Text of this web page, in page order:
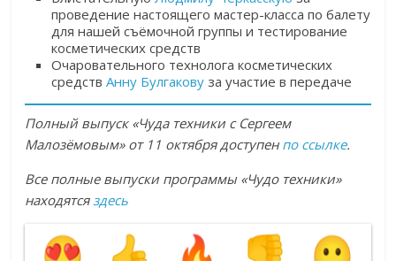
проведение настоящего мастер-класса по балету
для нашей съёмочной группы и тестирование
косметических средств
Очаровательного технолога косметических
средствАнну Булгакову за участие в передаче
Полный выпуск «Чуда техники с Сергеем
Малозёмовым» от 11 октября доступен по ссылке.
Все полные выпуски программы «Чудо техники»
находятся здесь